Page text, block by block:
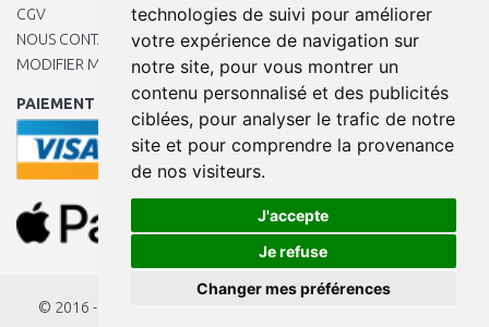
technologies de suivi pour améliorer
votre expérience de navigation sur
notre site, pour vous montrer un
contenu personnalisé et des publicités
ciblées, pour analyser le trafic de notre
site et pour comprendre la provenance
de nos visiteurs.
J'accepte
Je refuse
Changer mes préférences
CGV
NOUS CONTACTER
MODIFIER MES PRÉFÉRENCES DE COOKIES
PAIEMENT EN LIGNE
© 2016 - 2026